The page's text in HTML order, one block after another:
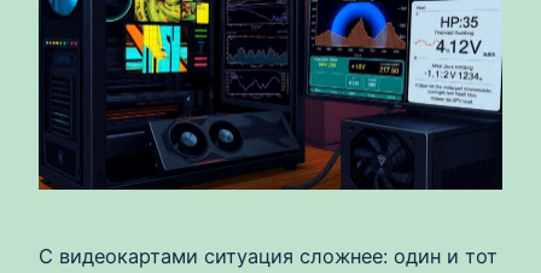
С видеокартами ситуация сложнее: один и тот